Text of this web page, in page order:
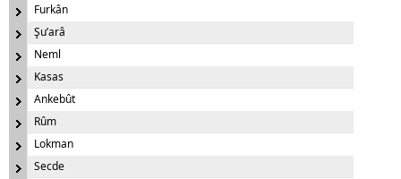
Furkân
Şu’arâ
Neml
Kasas
Ankebût
Rûm
Lokman
Secde